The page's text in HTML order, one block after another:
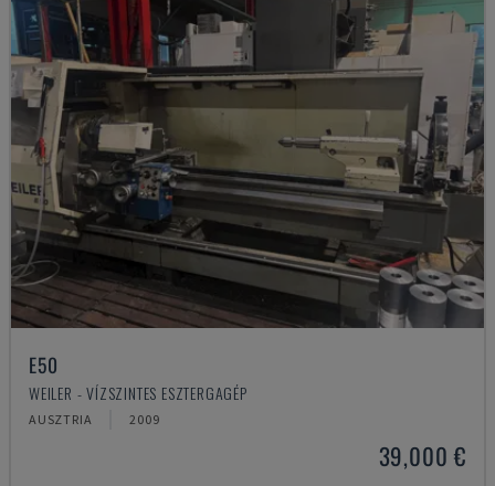
E50
WEILER - VÍZSZINTES ESZTERGAGÉP
AUSZTRIA 2009
39,000 €